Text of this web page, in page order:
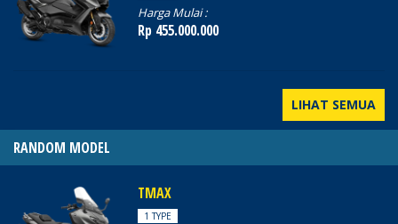
Harga Mulai :
Rp 455.000.000
LIHAT SEMUA
RANDOM MODEL
TMAX
1 TYPE